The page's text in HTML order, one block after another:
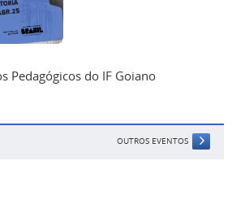
Pedagógicos do IF Goiano
OUTROS EVENTOS